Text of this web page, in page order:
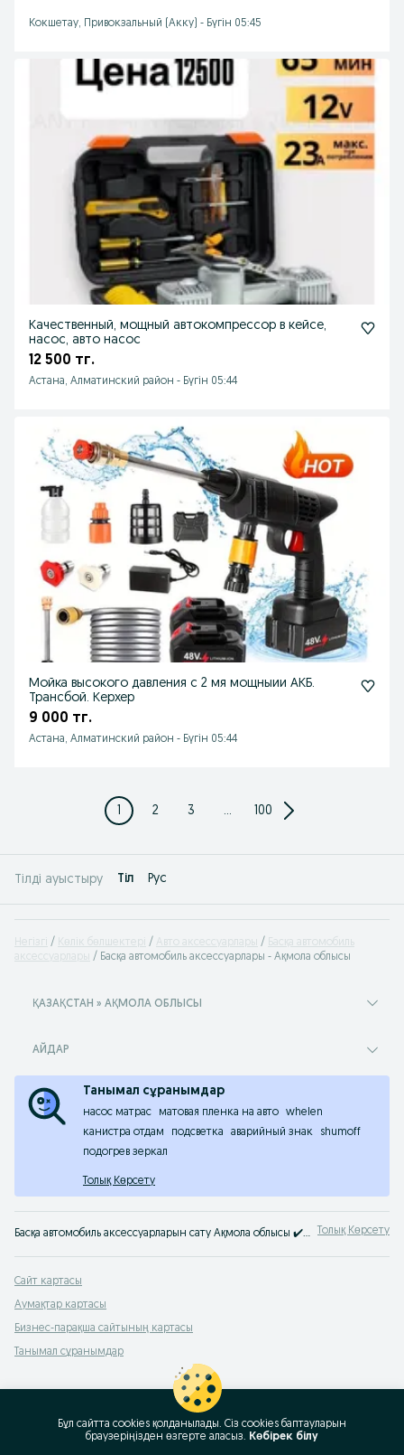
Кокшетау, Привокзальный (Акку) - Бүгін 05:45
Качественный, мощный автокомпрессор в кейсе,
насос, авто насос
12 500 тг.
Астана, Алматинский район - Бүгін 05:44
Мойка высокого давления с 2 мя мощныии АКБ.
Трансбой. Керхер
9 000 тг.
Астана, Алматинский район - Бүгін 05:44
1 2 3 ... 100
Тілді ауыстыру Tіл Рус
Негізгі Көлік бөлшектері Авто аксессуарлары
Басқа автомобиль
аксессуарлары
Басқа автомобиль аксессуарлары - Ақмола облысы
ҚАЗАҚСТАН » АҚМОЛА ОБЛЫСЫ
АЙДАР
Танымал сұранымдар
насос матрас матовая пленка на авто
whelen
канистра отдам
подсветка аварийный знак
shumoff
подогрев зеркал
Толық Көрсету
Басқа автомобиль аксессуарларын сату Ақмола облысы ✔️ Басқа жаңа және б/п автоаксессуарлардың үлкен таңдауы ⭐ ️Басқа авто аксессуарларды төмен бағамен OLX.kz-те сатып алу! Толық Көрсету
Сайт картасы
Аумақтар картасы
Бизнес-парақша сайтының картасы
Танымал сұранымдар
Бұл сайтта cookies қолданылады. Сіз cookies баптауларын
браузеріңізден өзгерте аласыз. Көбірек білу